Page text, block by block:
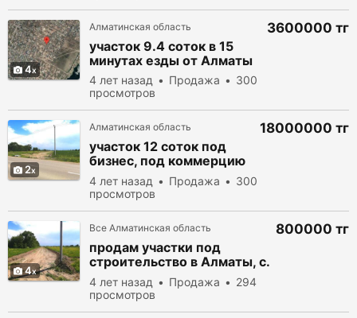
4
Алматинская область
участок 9.4 соток в 15
минутах езды от Алматы
4 лет назад Продажа
300
просмотров
3600000 тг
2
Алматинская область
участок 12 соток под
бизнес, под коммерцию
вдоль трассы
4 лет назад Продажа
300
просмотров
18000000 тг
4
Все Алматинская область
продам участки под
строительство в Алматы, с.
Коянкус
4 лет назад Продажа
294
просмотров
800000 тг